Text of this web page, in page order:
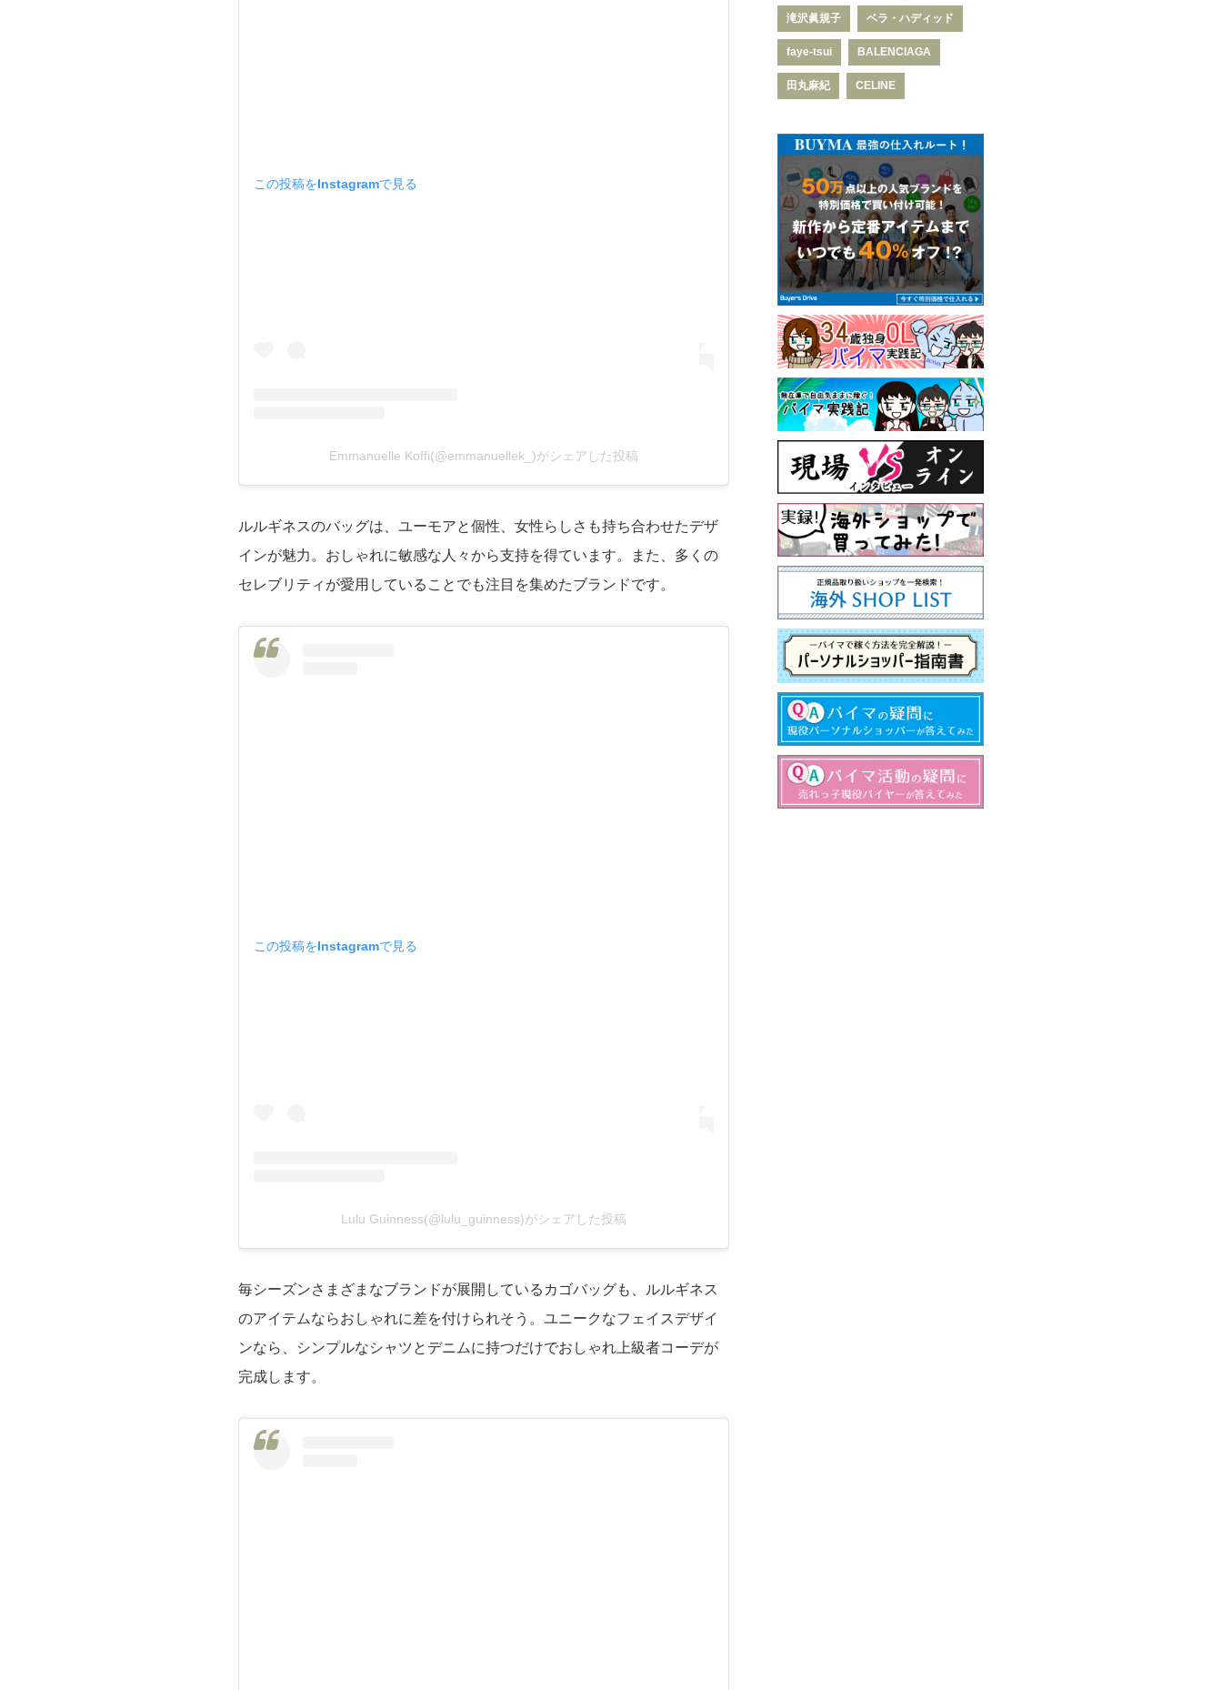
この投稿をInstagramで見る
Emmanuelle Koffi(@emmanuellek_)がシェアした投稿
ルルギネスのバッグは、ユーモアと個性、女性らしさも持ち合わせたデザ
インが魅力。おしゃれに敏感な人々から支持を得ています。また、多くの
セレブリティが愛用していることでも注目を集めたブランドです。
この投稿をInstagramで見る
Lulu Guinness(@lulu_guinness)がシェアした投稿
毎シーズンさまざまなブランドが展開しているカゴバッグも、ルルギネス
のアイテムならおしゃれに差を付けられそう。ユニークなフェイスデザイ
ンなら、シンプルなシャツとデニムに持つだけでおしゃれ上級者コーデが
完成します。
滝沢眞規子 ベラ・ハディッド
faye-tsui BALENCIAGA
田丸麻紀 CELINE